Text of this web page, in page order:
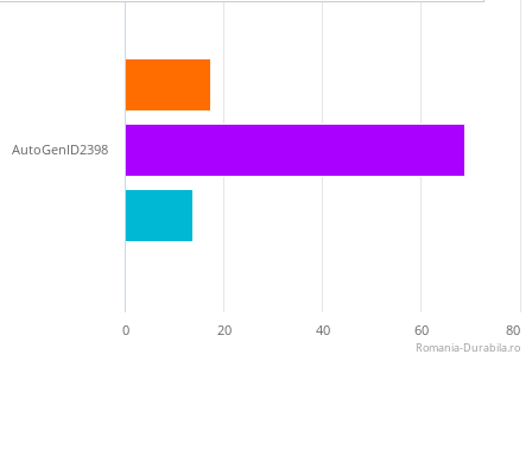
AutoGenID2398
0 20 40 60 80
Romania-Durabila.ro